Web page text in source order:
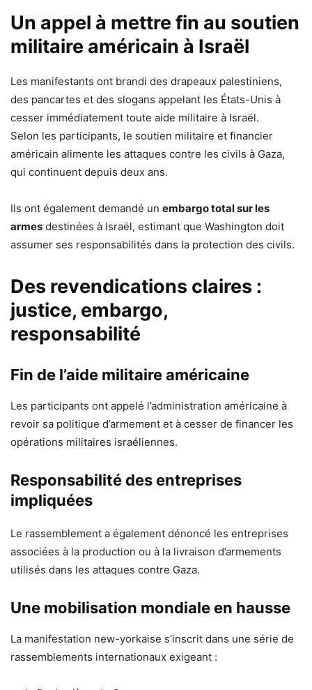
Un appel à mettre fin au soutien
militaire américain à Israël
Les manifestants ont brandi des drapeaux palestiniens,
des pancartes et des slogans appelant les États-Unis à
cesser immédiatement toute aide militaire à Israël.
Selon les participants, le soutien militaire et financier
américain alimente les attaques contre les civils à Gaza,
qui continuent depuis deux ans.
Ils ont également demandé un embargo total sur les
armes destinées à Israël, estimant que Washington doit
assumer ses responsabilités dans la protection des civils.
Des revendications claires :
justice, embargo,
responsabilité
Fin de l’aide militaire américaine
Les participants ont appelé l’administration américaine à
revoir sa politique d’armement et à cesser de financer les
opérations militaires israéliennes.
Responsabilité des entreprises
impliquées
Le rassemblement a également dénoncé les entreprises
associées à la production ou à la livraison d’armements
utilisés dans les attaques contre Gaza.
Une mobilisation mondiale en hausse
La manifestation new-yorkaise s’inscrit dans une série de
rassemblements internationaux exigeant :